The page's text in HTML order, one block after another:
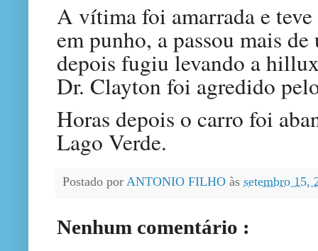
A vítima foi amarrada e teve
em punho, a passou mais
depois fugiu levando a
Dr. Clayton foi agredido
Horas depois o carro foi
Lago Verde.
Postado por ANTONIO FILHO às setembro 15,
Nenhum comentário :